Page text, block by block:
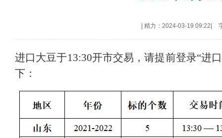
精力：2024-03-19 09:22
进口大豆于13:30开市交易，请提前登录“进
下：